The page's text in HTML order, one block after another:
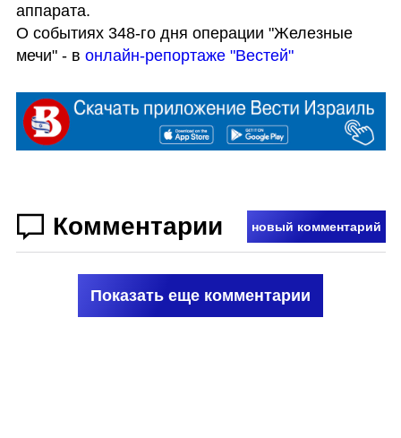
аппарата.
О событиях 348-го дня операции "Железные
мечи" - в онлайн-репортаже "Вестей"
Комментарии новый комментарий
Показать еще комментарии